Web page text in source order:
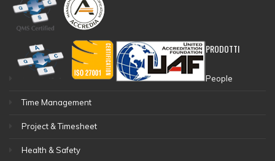
PRODOTTI
People
Time Management
Project & Timesheet
Health & Safety